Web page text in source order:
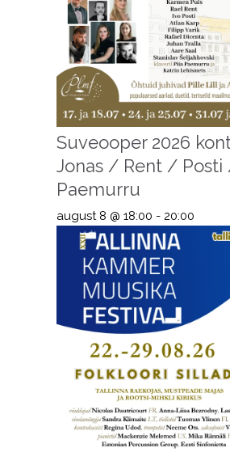
Suveooper 2026
Jonas / Rent /
Paemurru
august 8 @ 18:00 - 20:00